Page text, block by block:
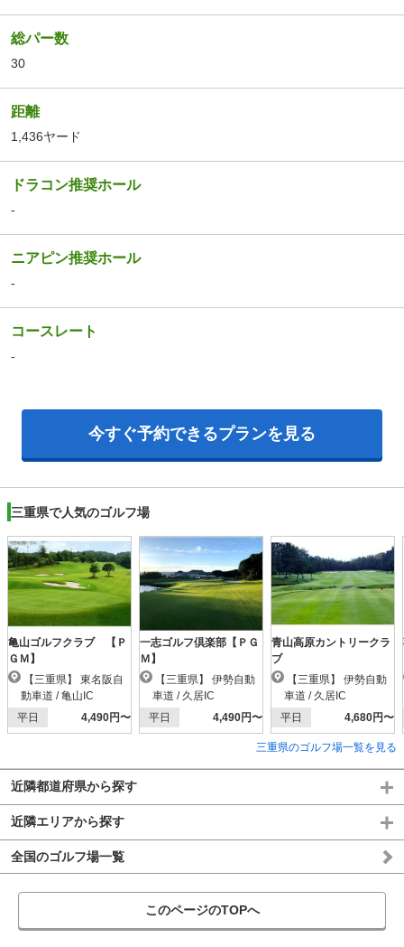
総パー数
30
距離
1,436ヤード
ドラコン推奨ホール
-
ニアピン推奨ホール
-
コースレート
-
今すぐ予約できるプランを見る
三重県で人気のゴルフ場
亀山ゴルフクラブ 【Ｐ
ＧＭ】
動車道 / 亀山IC
平日
4,490円〜
一志ゴルフ倶楽部【ＰＧ
Ｍ】
車道 / 久居IC
平日
4,490円〜
青山高原カントリークラ
ブ
車道 / 久居IC
平日
4,680円〜
三重県のゴルフ場一覧を見る
近隣都道府県から探す
近隣エリアから探す
全国のゴルフ場一覧
このページのTOPへ